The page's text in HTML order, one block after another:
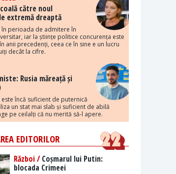
către noul
extremă dreaptă
în perioada de admitere în
iar la științe politice concurența este
anii precedenți, ceea ce în sine e un lucru
decât la cifre.
Rusia măreață și
este încă suficient de puternică
un stat mai slab și suficient de abilă
pe ceilalți că nu merită să-l apere.
EDITORILOR
Război /Coșmarul lui Putin:
blocada Crimeei